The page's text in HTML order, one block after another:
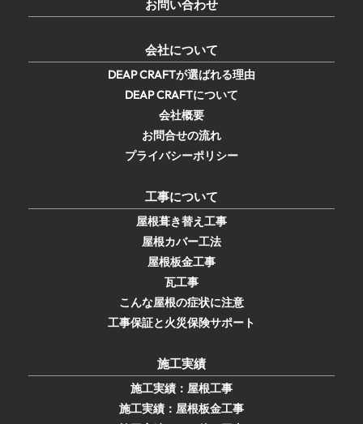
お問い合わせ
会社について
DEAP CRAFTが選ばれる理由
DEAP CRAFTについて
会社概要
お問合せの流れ
プライバシーポリシー
工事について
屋根葺き替え工事
屋根カバー工法
屋根板金工事
瓦工事
こんな屋根の症状に注意
工事保証と火災保険サポート
施工実績
施工実績：屋根工事
施工実績：屋根板金工事